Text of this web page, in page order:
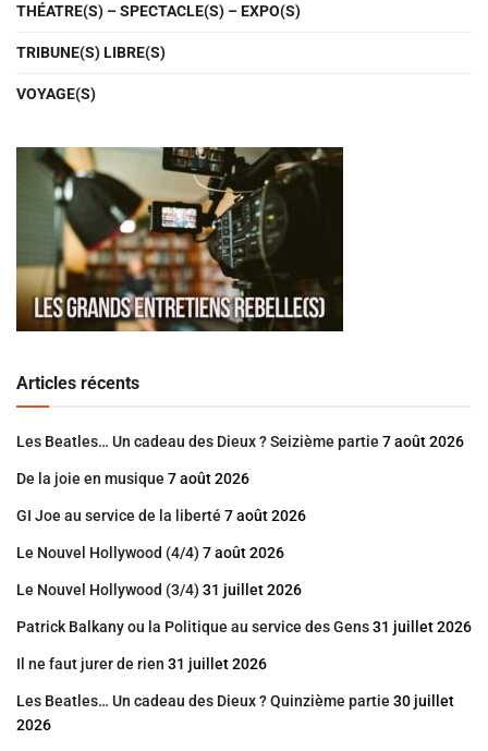
THÉATRE(S) – SPECTACLE(S) – EXPO(S)
TRIBUNE(S) LIBRE(S)
VOYAGE(S)
Articles récents
Les Beatles… Un cadeau des Dieux ? Seizième partie 7 août 2026
De la joie en musique 7 août 2026
GI Joe au service de la liberté 7 août 2026
Le Nouvel Hollywood (4/4) 7 août 2026
Le Nouvel Hollywood (3/4) 31 juillet 2026
Patrick Balkany ou la Politique au service des Gens31 juillet 2026
Il ne faut jurer de rien 31 juillet 2026
Les Beatles… Un cadeau des Dieux ? Quinzième partie 30 juillet
2026